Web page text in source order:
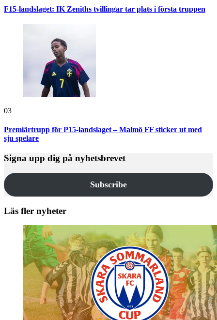
F15-landslaget: IK Zeniths tvillingar tar plats i första truppen
03
Premiärtrupp för P15-landslaget – Malmö FF sticker ut med
sju spelare
Signa upp dig på nyhetsbrevet
Subscribe
Läs fler nyheter